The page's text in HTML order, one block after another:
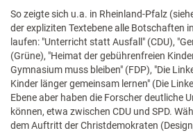
So zeigte sich u.a. in Rheinland-Pfalz
der expliziten Textebene alle Botschaften
laufen: "Unterricht statt Ausfall" (CDU),
(Grüne), "Heimat der gebührenfreien
Gymnasium muss bleiben" (FDP), "Die
Kinder länger gemeinsam lernen" (Die
Ebene aber haben die Forscher deutliche
können, etwa zwischen CDU und SPD.
dem Auftritt der Christdemokraten